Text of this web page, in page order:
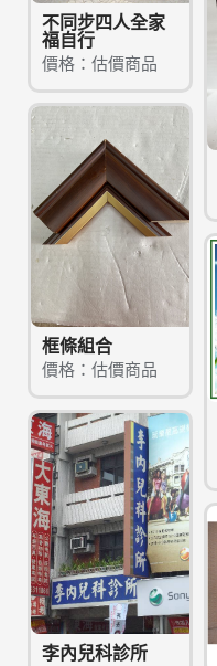
不同步四人全家
福自行
價格：估價商品
框條組合
價格：估價商品
李內兒科診所